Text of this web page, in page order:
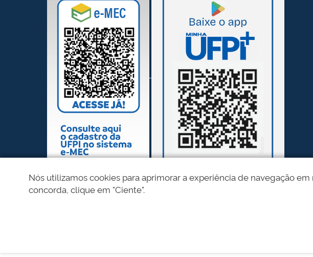
Nós utilizamos cookies para aprimorar a experiência de navegação
concorda, clique em "Ciente".